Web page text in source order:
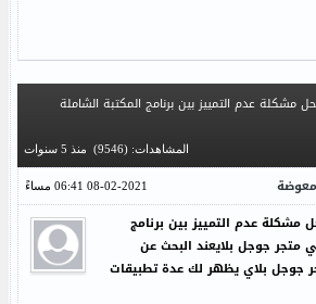
مشكلة عدم التمييز بين برنامج المكتبة الشاملة
المشاهدات: (9546) منذ 5 سنوات
08-02-2021 06:41 مساءً
مشكلة عدم التمييز بين برنامج
متجر جوجل بلايعند البحث عن
جوجل بلاي يظهر لك عدة تطبيقات